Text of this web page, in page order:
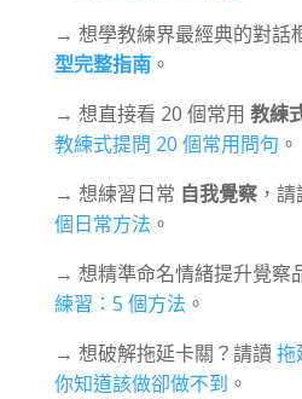
→ 想學教練界最經典的對話
型完整指南。
→ 想直接看 20 個常用 教練
教練式提問 20 個常用問句 。
→ 想練習日常 自我覺察，請
個日常方法 。
→ 想精準命名情緒提升覺察
練習：5 個方法 。
→ 想破解拖延卡關？請讀 拖
你知道該做卻做不到 。